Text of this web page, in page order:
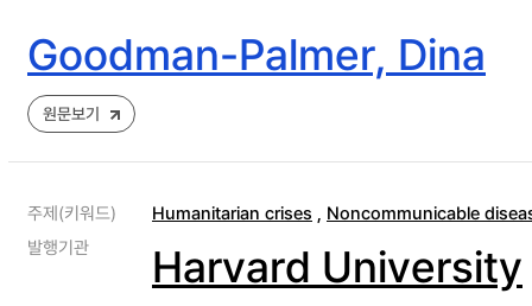
Goodman-Palmer, Dina
원문보기
주제(키워드) Humanitarian crises , Noncommunicable
발행기관
Harvard University